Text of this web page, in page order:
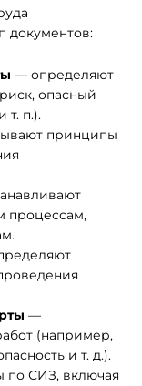
документов:
— определяют
опасный
т. п.).
принципы
процессам,
—
(например,
и т. д.).
по СИЗ, включая